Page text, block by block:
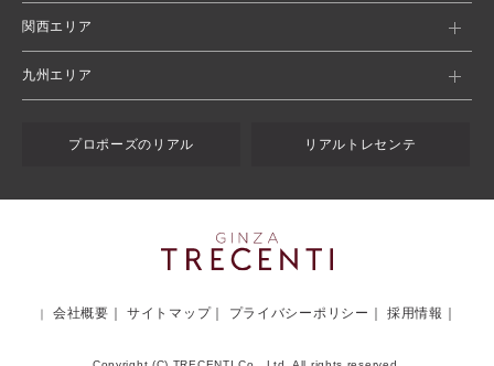
関西エリア
九州エリア
プロポーズのリアル リアルトレセンテ
会社概要 サイトマップ プライバシーポリシー 採用情報